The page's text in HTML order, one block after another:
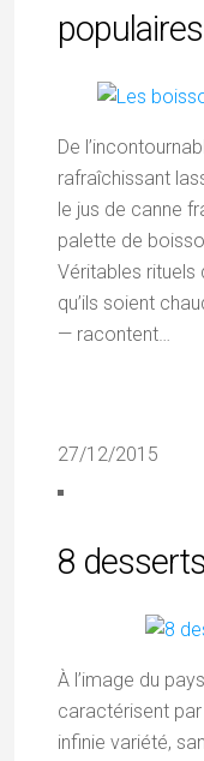
De
rafraîchissant
le jus de canne
palette de
Véritables
qu’ils soient
— racontent…
27/12/2015
8
À l’image du
caractérisent
infinie variété,